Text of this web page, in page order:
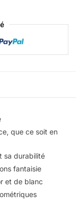
que ce soit en
sa durabilité
fantaisie
et de blanc